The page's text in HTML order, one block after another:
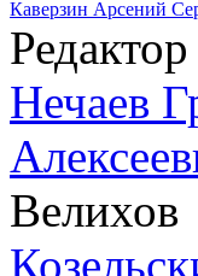
Каверзин Арсений
Редактор
Нечаев
Велихов